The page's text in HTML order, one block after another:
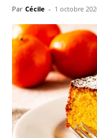
Par Cécile - 1 octobre